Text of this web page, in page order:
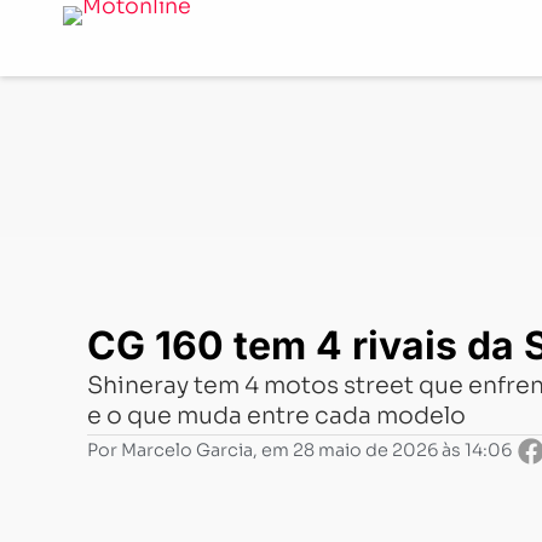
CG 160 tem 4 rivais da Shineray
CG 160 tem 4 rivais da
Shineray tem 4 motos street que
e o que muda entre cada modelo
Por Marcelo Garcia, em 28 maio de 2026 às 14:06